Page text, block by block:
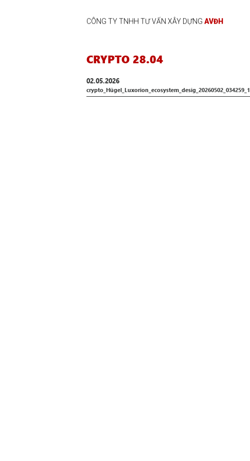
CÔNG TY TNHH TƯ VẤN XÂY DỰNG AVĐH
CRYPTO 28.04
02.05.2026
crypto_Hügel_Luxorion_ecosystem_desig_20260502_034259_1